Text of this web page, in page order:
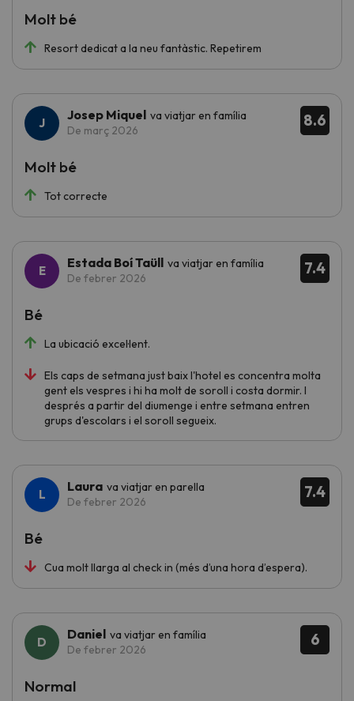
Resort dedicat a la neu fantàstic. Repetirem
Molt bé
8.6
Josep Miquel va viatjar en família
De març 2026
Tot correcte
Molt bé
7.4
Estada Boí Taüll va viatjar en família
De febrer 2026
La ubicació excel·lent.
Els caps de setmana just baix l'hotel es concentra molta
gent els vespres i hi ha molt de soroll i costa dormir. I
després a partir del diumenge i entre setmana entren
grups d'escolars i el soroll segueix.
Bé
7.4
Laura va viatjar en parella
De febrer 2026
Cua molt llarga al check in (més d’una hora d’espera).
Bé
6
Daniel va viatjar en família
De febrer 2026
Normal